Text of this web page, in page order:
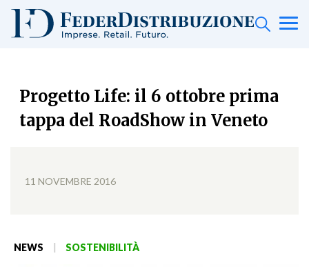
Progetto Life: il 6 ottobre prima
tappa del RoadShow in Veneto
11 NOVEMBRE 2016
NEWS SOSTENIBILITÀ